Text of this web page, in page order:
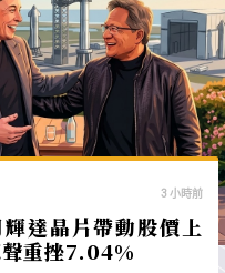
3 小時前
達晶片帶動股價上
重挫7.04%